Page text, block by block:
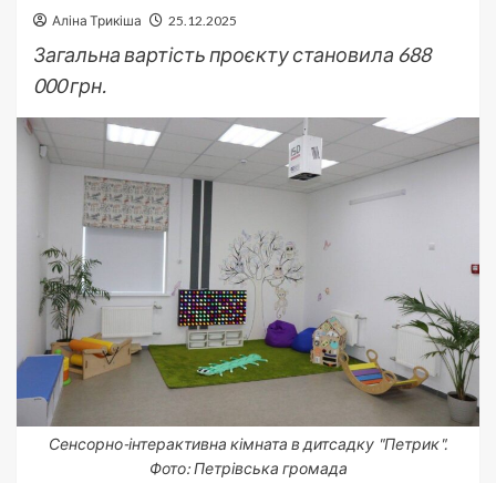
Аліна Трикіша 25.12.2025
Загальна вартість проєкту становила 688
000 грн.
Сенсорно-інтерактивна кімната в дитсадку "Петрик".
Фото: Петрівська громада